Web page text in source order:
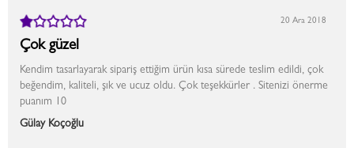
Çok güzel
Kendim tasarlayarak sipariş ettiğim ürün kısa sürede teslim edildi, çok
beğendim, kaliteli, şık ve ucuz oldu. Çok teşekkürler . Sitenizi önerme
puanım 10
Gülay Koçoğlu
20 Ara 2018